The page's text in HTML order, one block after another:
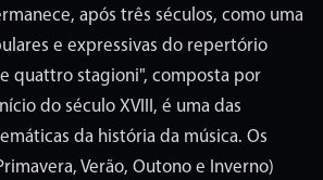
após três séculos, como uma
e expressivas do repertório
quattro stagioni", composta por
do século XVIII, é uma das
da história da música. Os
Verão, Outono e Inverno)